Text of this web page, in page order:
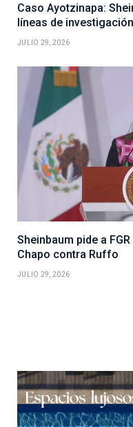
Caso Ayotzinapa:
líneas de investigación
JULIO 29, 2026
Sheinbaum pide a
Chapo contra Ruffo
JULIO 29, 2026